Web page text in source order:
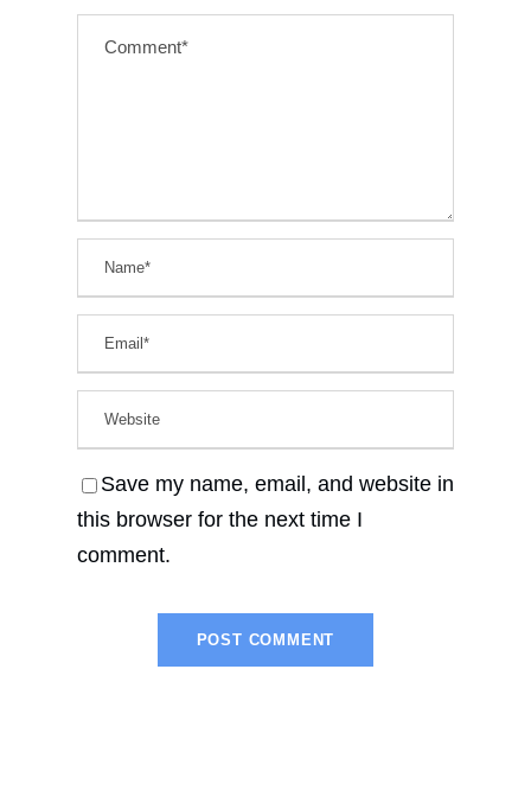
Save my name, email, and website in
this browser for the next time I
comment.